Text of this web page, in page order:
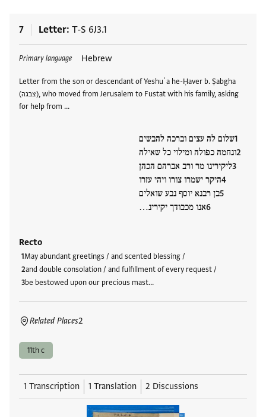
7 Letter T-S 6J3.1
Primary language Hebrew
Letter from the son or descendant of Yeshuʿa he-Ḥaver b. Ṣabgha
(צבגה), who moved from Jerusalem to Fustat with his family, asking
for help from …
שלום לה עצים וברכה להבשים
ונחמה כפולה ומילוי כל שאילה
ליקירינו מר ורב אברהם הכהן
היקר ישמרו צורו ויהי עזרו
בן רבנא יוסף נבע שואלים
אנו מכבודך יקירינ…
Recto
May abundant greetings / and scented blessing /
and double consolation / and fulfillment of every request /
be bestowed upon our precious mast…
Related Places2
Tags
11th c
1 Transcription 1 Translation 2 Discussions